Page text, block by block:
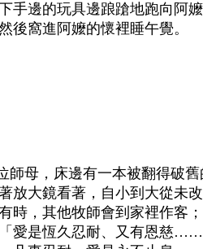
手邊的玩具邊踉蹌地跑向阿
後窩進阿嬤的懷裡睡午覺。
師母，床邊有一本被翻得破
放大鏡看著，自小到大從未
時，其他牧師會到家裡作客
愛是恆久忍耐、又有恩慈……